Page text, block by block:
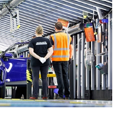
Vanaf € 48.995,-
Proace City (excl. BTW)
OOK ALS BATTERIJ-
ELEKTRISCH